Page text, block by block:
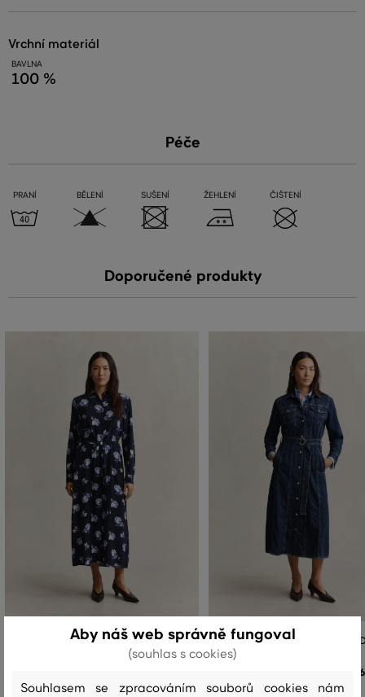
vrchní materiál
BAVLNA
100 %
Péče
PRANÍ BĚLENÍ SUŠENÍ ŽEHLENÍ ČIŠTENÍ
Doporučené produkty
ŠATY GANT FLORAL PRINTED FLUID
6 199 Kč
ŠATY GANT BELTED DENIM MIDI
Aby náš web správně fungoval
(souhlas s cookies)
Souhlasem se zpracováním souborů cookies nám